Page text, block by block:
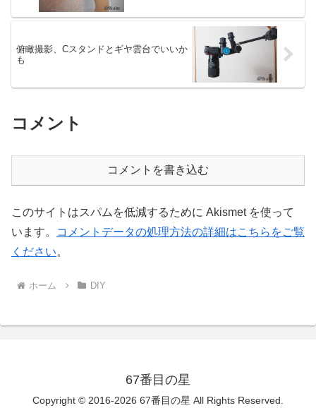
俯瞰撮影、Cスタンドとギヤ雲台でいいか
も
コメント
コメントを書き込む
このサイトはスパムを低減するために Akismet を使って
います。
コメントデータの処理方法の詳細はこちらをご覧
ください。
ホーム DIY
67番目の星
Copyright © 2016-2026 67番目の星 All Rights Reserved.